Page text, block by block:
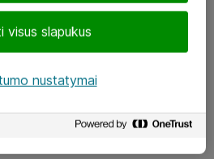
visus slapukus
nustatymai